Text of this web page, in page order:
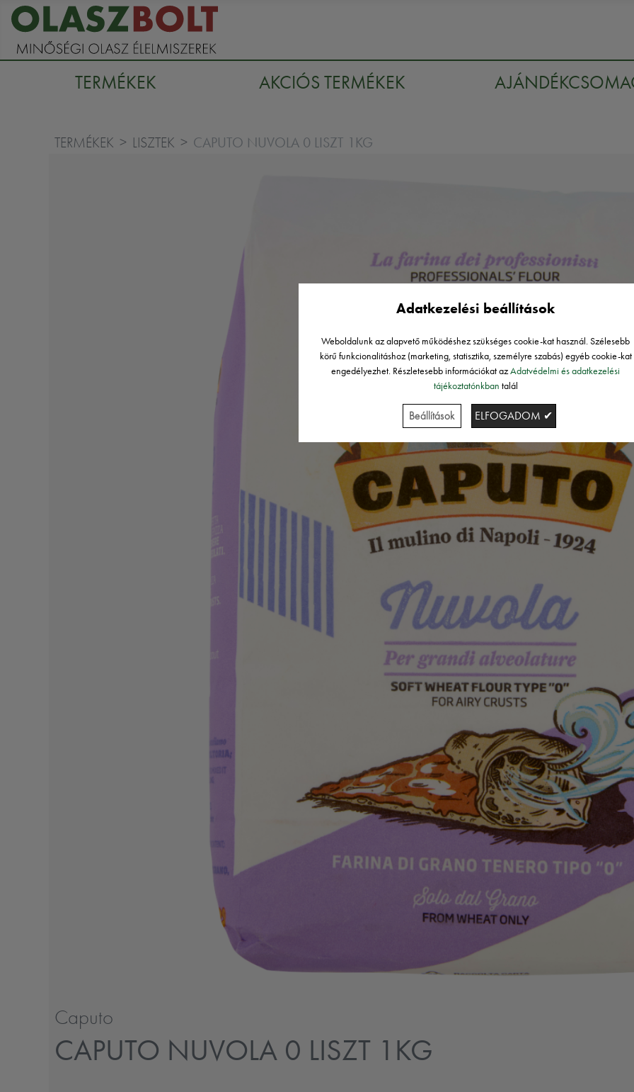
TERMÉKEK AKCIÓS TERMÉKEK
TERMÉKEK LISZTEK CAPUTO NUVOLA 0 LISZT 1KG
Caputo
CAPUTO NUVOLA 0 LISZT 1KG
Adatkezelési beállítások
Weboldalunk az alapvető működéshez szükséges cookie-kat használ. Szélesebb
körű funkcionalitáshoz (marketing, statisztika, személyre szabás) egyéb cookie-kat
engedélyezhet. Részletesebb információkat azAdatvédelmi és adatkezelési
tájékoztatónkban talál
Beállítások ELFOGADOM ✔